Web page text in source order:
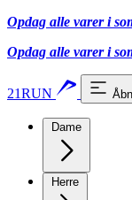
Opdag alle varer i
Opdag alle varer i
21RUN
Dame
Herre